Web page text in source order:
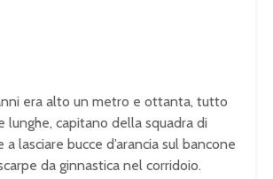
era alto un metro e ottanta, tutto
lunghe, capitano della squadra di
lasciare bucce d’arancia sul bancone
da ginnastica nel corridoio.